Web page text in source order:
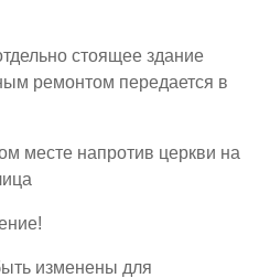
стоящее здание
ремонтом передается в
месте напротив церкви на
изменены для